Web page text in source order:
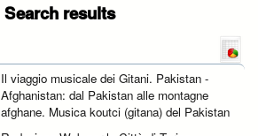
Search results
Il viaggio musicale dei Gitani. Pakistan -
Afghanistan: dal Pakistan alle montagne
afghane. Musica koutci (gitana) del Pakistan